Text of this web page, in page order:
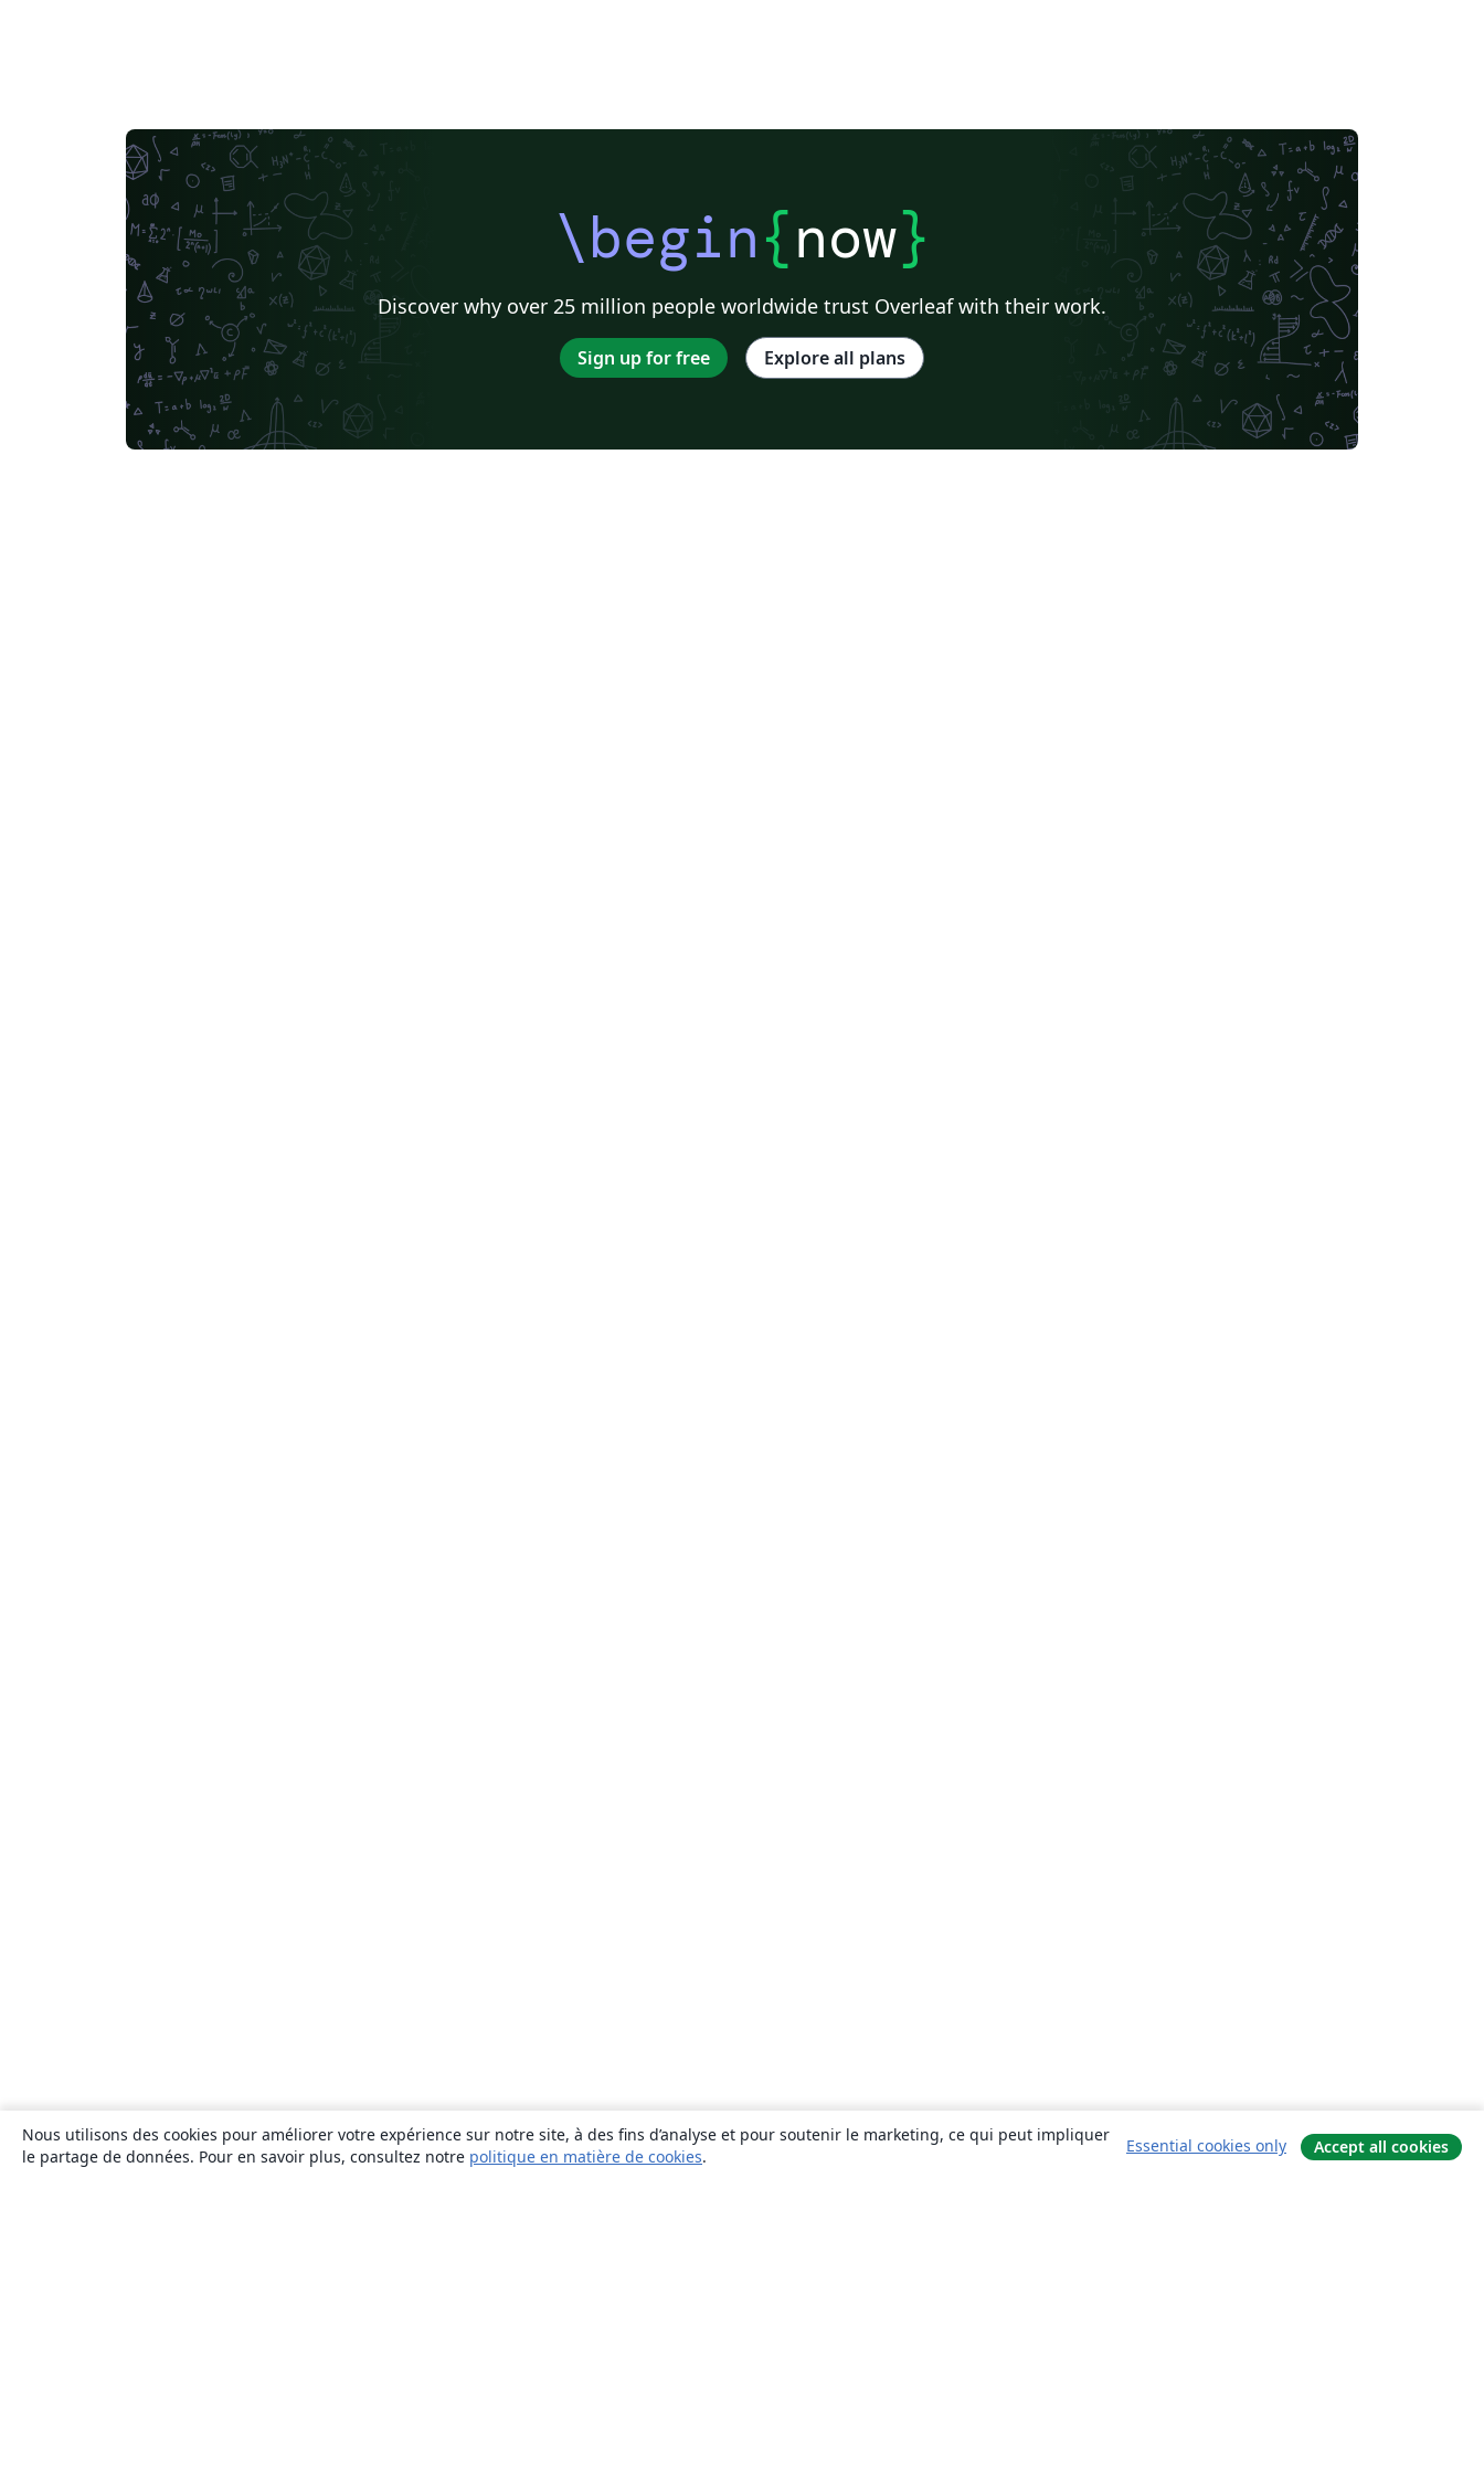
\begin{now}
Discover why over 25 million people worldwide trust Overleaf with their work.
Sign up for free Explore all plans
Nous utilisons des cookies pour améliorer votre expérience sur notre site, à des fins d’analyse et pour soutenir le marketing, ce qui peut impliquer
le partage de données. Pour en savoir plus, consultez notre politique en matière de cookies.
Essential cookies only Accept all cookies